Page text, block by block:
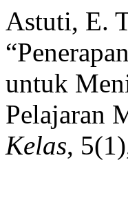
Astuti, E.
untuk
Pelajaran
Kelas,